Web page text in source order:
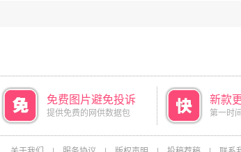
免费图片避免投诉
提供免费的网供数据包
新款
第一时